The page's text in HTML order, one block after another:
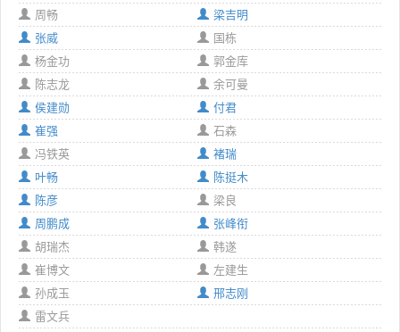
周畅
梁吉明
张威
国栋
杨金功
郭金库
陈志龙
余可曼
侯建勋
付君
崔强
石森
冯铁英
褚瑞
叶畅
陈挺木
陈彦
梁良
周鹏成
张峰衔
胡瑞杰
韩遂
崔博文
左建生
孙成玉
邢志刚
雷文兵